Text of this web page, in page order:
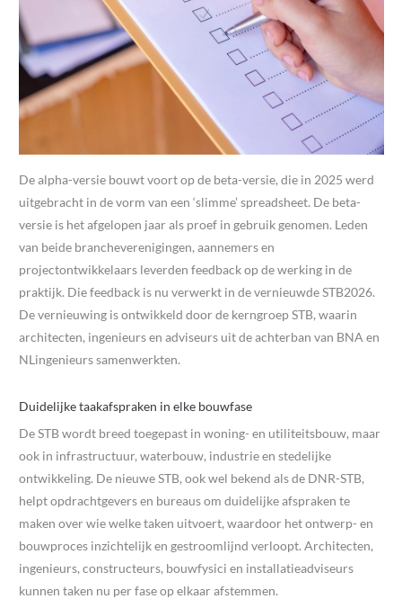
De alpha-versie bouwt voort op de beta-versie, die in 2025 werd
uitgebracht in de vorm van een ‘slimme’ spreadsheet. De beta-
versie is het afgelopen jaar als proef in gebruik genomen. Leden
van beide brancheverenigingen, aannemers en
projectontwikkelaars leverden feedback op de werking in de
praktijk. Die feedback is nu verwerkt in de vernieuwde STB2026.
De vernieuwing is ontwikkeld door de kerngroep STB, waarin
architecten, ingenieurs en adviseurs uit de achterban van BNA en
NLingenieurs samenwerkten.
Duidelijke taakafspraken in elke bouwfase
De STB wordt breed toegepast in woning- en utiliteitsbouw, maar
ook in infrastructuur, waterbouw, industrie en stedelijke
ontwikkeling. De nieuwe STB, ook wel bekend als de DNR-STB,
helpt opdrachtgevers en bureaus om duidelijke afspraken te
maken over wie welke taken uitvoert, waardoor het ontwerp- en
bouwproces inzichtelijk en gestroomlijnd verloopt. Architecten,
ingenieurs, constructeurs, bouwfysici en installatieadviseurs
kunnen taken nu per fase op elkaar afstemmen.